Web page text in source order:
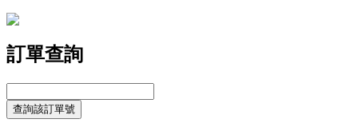
訂單查詢